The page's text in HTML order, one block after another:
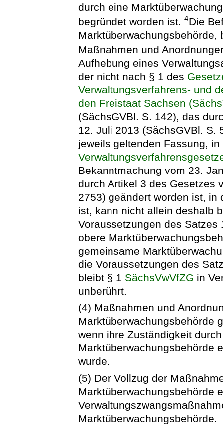
durch eine
begründet worden ist.4Die
Marktüberwachungsbehörde,
Maßnahmen und
Aufhebung eines
der nicht nach § 1 des
Verwaltungsverfahrens- und
den Freistaat Sachsen
(SächsGVBl. S. 142), das
12. Juli 2013 (SächsGVBl. S.
jeweils geltenden Fassung,
Bekanntmachung vom 23.
durch Artikel 3 des Gesetzes
2753) geändert worden ist,
ist, kann nicht allein deshalb
Voraussetzungen des
obere
gemeinsame
die Voraussetzungen des
bleibt § 1 SächsVwVfZG in
unberührt.
(4) Maßnahmen und
Marktüberwachungsbehörde
wenn ihre Zuständigkeit
Marktüberwachungsbehörde
wurde.
(5) Der Vollzug der
Marktüberwachungsbehörde
Marktüberwachungsbehörde.